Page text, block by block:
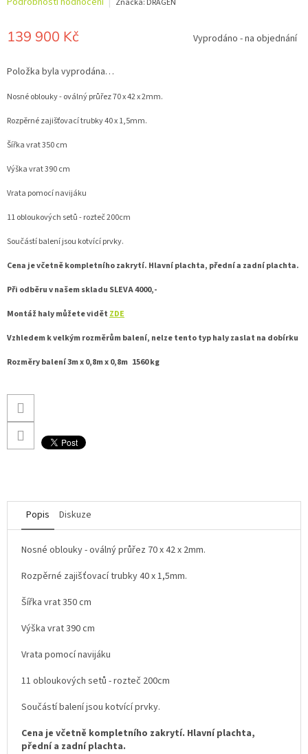
je
0,0
5
hvězdiček.
139 900 Kč
cena:
Vyprodáno - na objednání
Položka byla vyprodána…
Nosné oblouky - oválný průřez 70 x 42 x 2mm.
Rozpěrné zajišťovací trubky 40 x 1,5mm.
Šířka vrat 350 cm
Výška vrat 390 cm
Vrata pomocí navijáku
11 obloukových setů - rozteč 200cm
Součástí balení jsou kotvící prvky.
Cena je včetně kompletního zakrytí. Hlavní plachta, přední a zadní plachta.
Při odběru v našem skladu SLEVA 4000,-
Montáž haly můžete vidět ZDE
Vzhledem k velkým rozměrům balení, nelze tento typ haly zaslat na dobírku
Rozměry balení 3m x 0,8m x 0,8m 1560 kg
Popis Diskuze
Nosné oblouky - oválný průřez 70 x 42 x 2mm.
Rozpěrné zajišťovací trubky 40 x 1,5mm.
Šířka vrat 350 cm
Výška vrat 390 cm
Vrata pomocí navijáku
11 obloukových setů - rozteč 200cm
Součástí balení jsou kotvící prvky.
Cena je včetně kompletního zakrytí. Hlavní plachta,
přední a zadní plachta.